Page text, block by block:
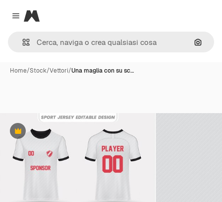
Close menu
Magnific
Cerca
Home/Stock/Vettori/Una maglia con su sc…
Premium